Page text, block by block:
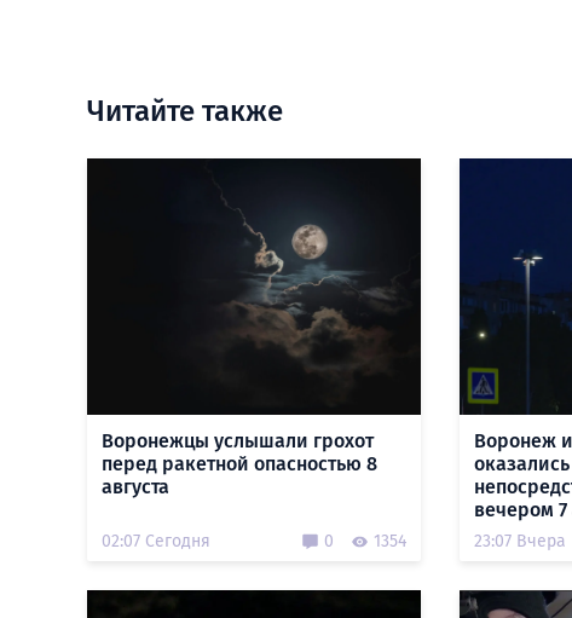
Читайте также
Воронежцы услышали грохот
перед ракетной опасностью 8
августа
02:07 Сегодня 0 1354
Воронеж
вечером 7
23:07 Вчера